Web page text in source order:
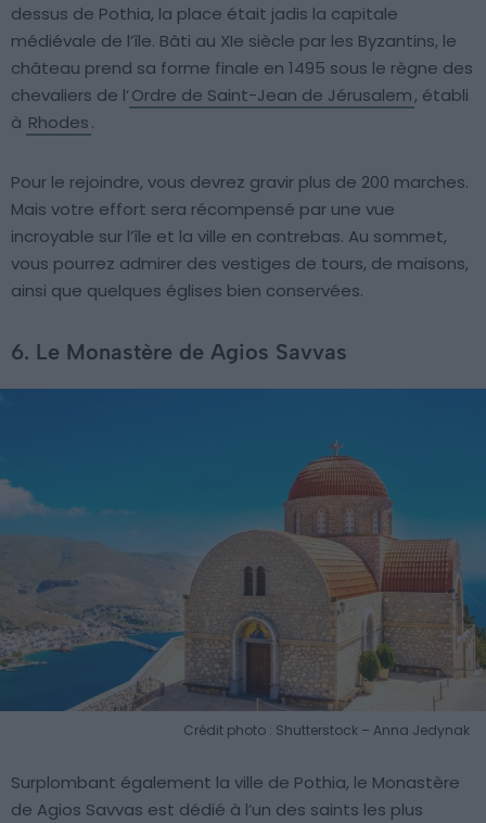
dessus de Pothia, la place était jadis la capitale
médiévale de l’île. Bâti au XIe siècle par les Byzantins, le
château prend sa forme finale en 1495 sous le règne des
chevaliers de l’Ordre de Saint-Jean de Jérusalem, établi
à Rhodes.
Pour le rejoindre, vous devrez gravir plus de 200 marches.
Mais votre effort sera récompensé par une vue
incroyable sur l’île et la ville en contrebas. Au sommet,
vous pourrez admirer des vestiges de tours, de maisons,
ainsi que quelques églises bien conservées.
6. Le Monastère de Agios Savvas
Crédit photo : Shutterstock – Anna Jedynak
Surplombant également la ville de Pothia, le Monastère
de Agios Savvas est dédié à l’un des saints les plus